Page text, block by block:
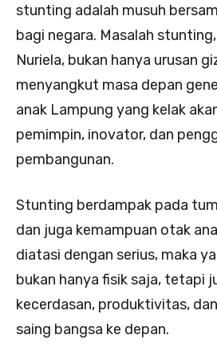
stunting adalah musuh
bagi negara. Masalah
Nuriela, bukan hanya urusan
menyangkut masa depan
anak Lampung yang kelak
pemimpin, inovator, dan
pembangunan.
Stunting berdampak pada
dan juga kemampuan otak
diatasi dengan serius, maka
bukan hanya fisik saja, tetapi
kecerdasan, produktivitas,
saing bangsa ke depan.